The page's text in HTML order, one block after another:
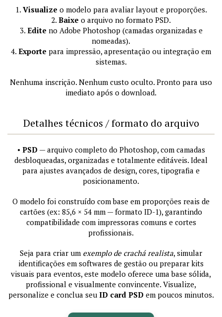
1. Visualize o modelo para avaliar layout e proporções.
2. Baixe o arquivo no formato PSD.
3. Edite no Adobe Photoshop (camadas organizadas e
nomeadas).
4. Exporte para impressão, apresentação ou integração em
sistemas.
Nenhuma inscrição. Nenhum custo oculto. Pronto para uso
imediato após o download.
Detalhes técnicos / formato do arquivo
• PSD — arquivo completo do Photoshop, com camadas
desbloqueadas, organizadas e totalmente editáveis. Ideal
para ajustes avançados de design, cores, tipografia e
posicionamento.
O modelo foi construído com base em proporções reais de
cartões (ex: 85,6 × 54 mm — formato ID-1), garantindo
compatibilidade com impressoras comuns e cortes
profissionais.
Seja para criar um exemplo de crachá realista, simular
identificações em softwares de gestão ou preparar kits
visuais para eventos, este modelo oferece uma base sólida,
profissional e visualmente convincente. Visualize,
personalize e conclua seu ID card PSD em poucos minutos.